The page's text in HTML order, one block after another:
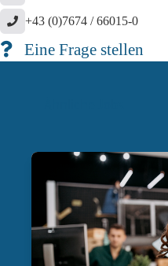
+43 (0)7674 / 66015-0
Eine Frage stellen